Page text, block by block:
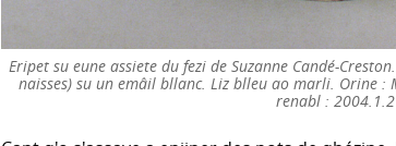
Eripet su eune assiete du fezi de Suzanne Candé-
naisses) su un emâil bllanc. Liz blleu ao marli. Orine
renabl :